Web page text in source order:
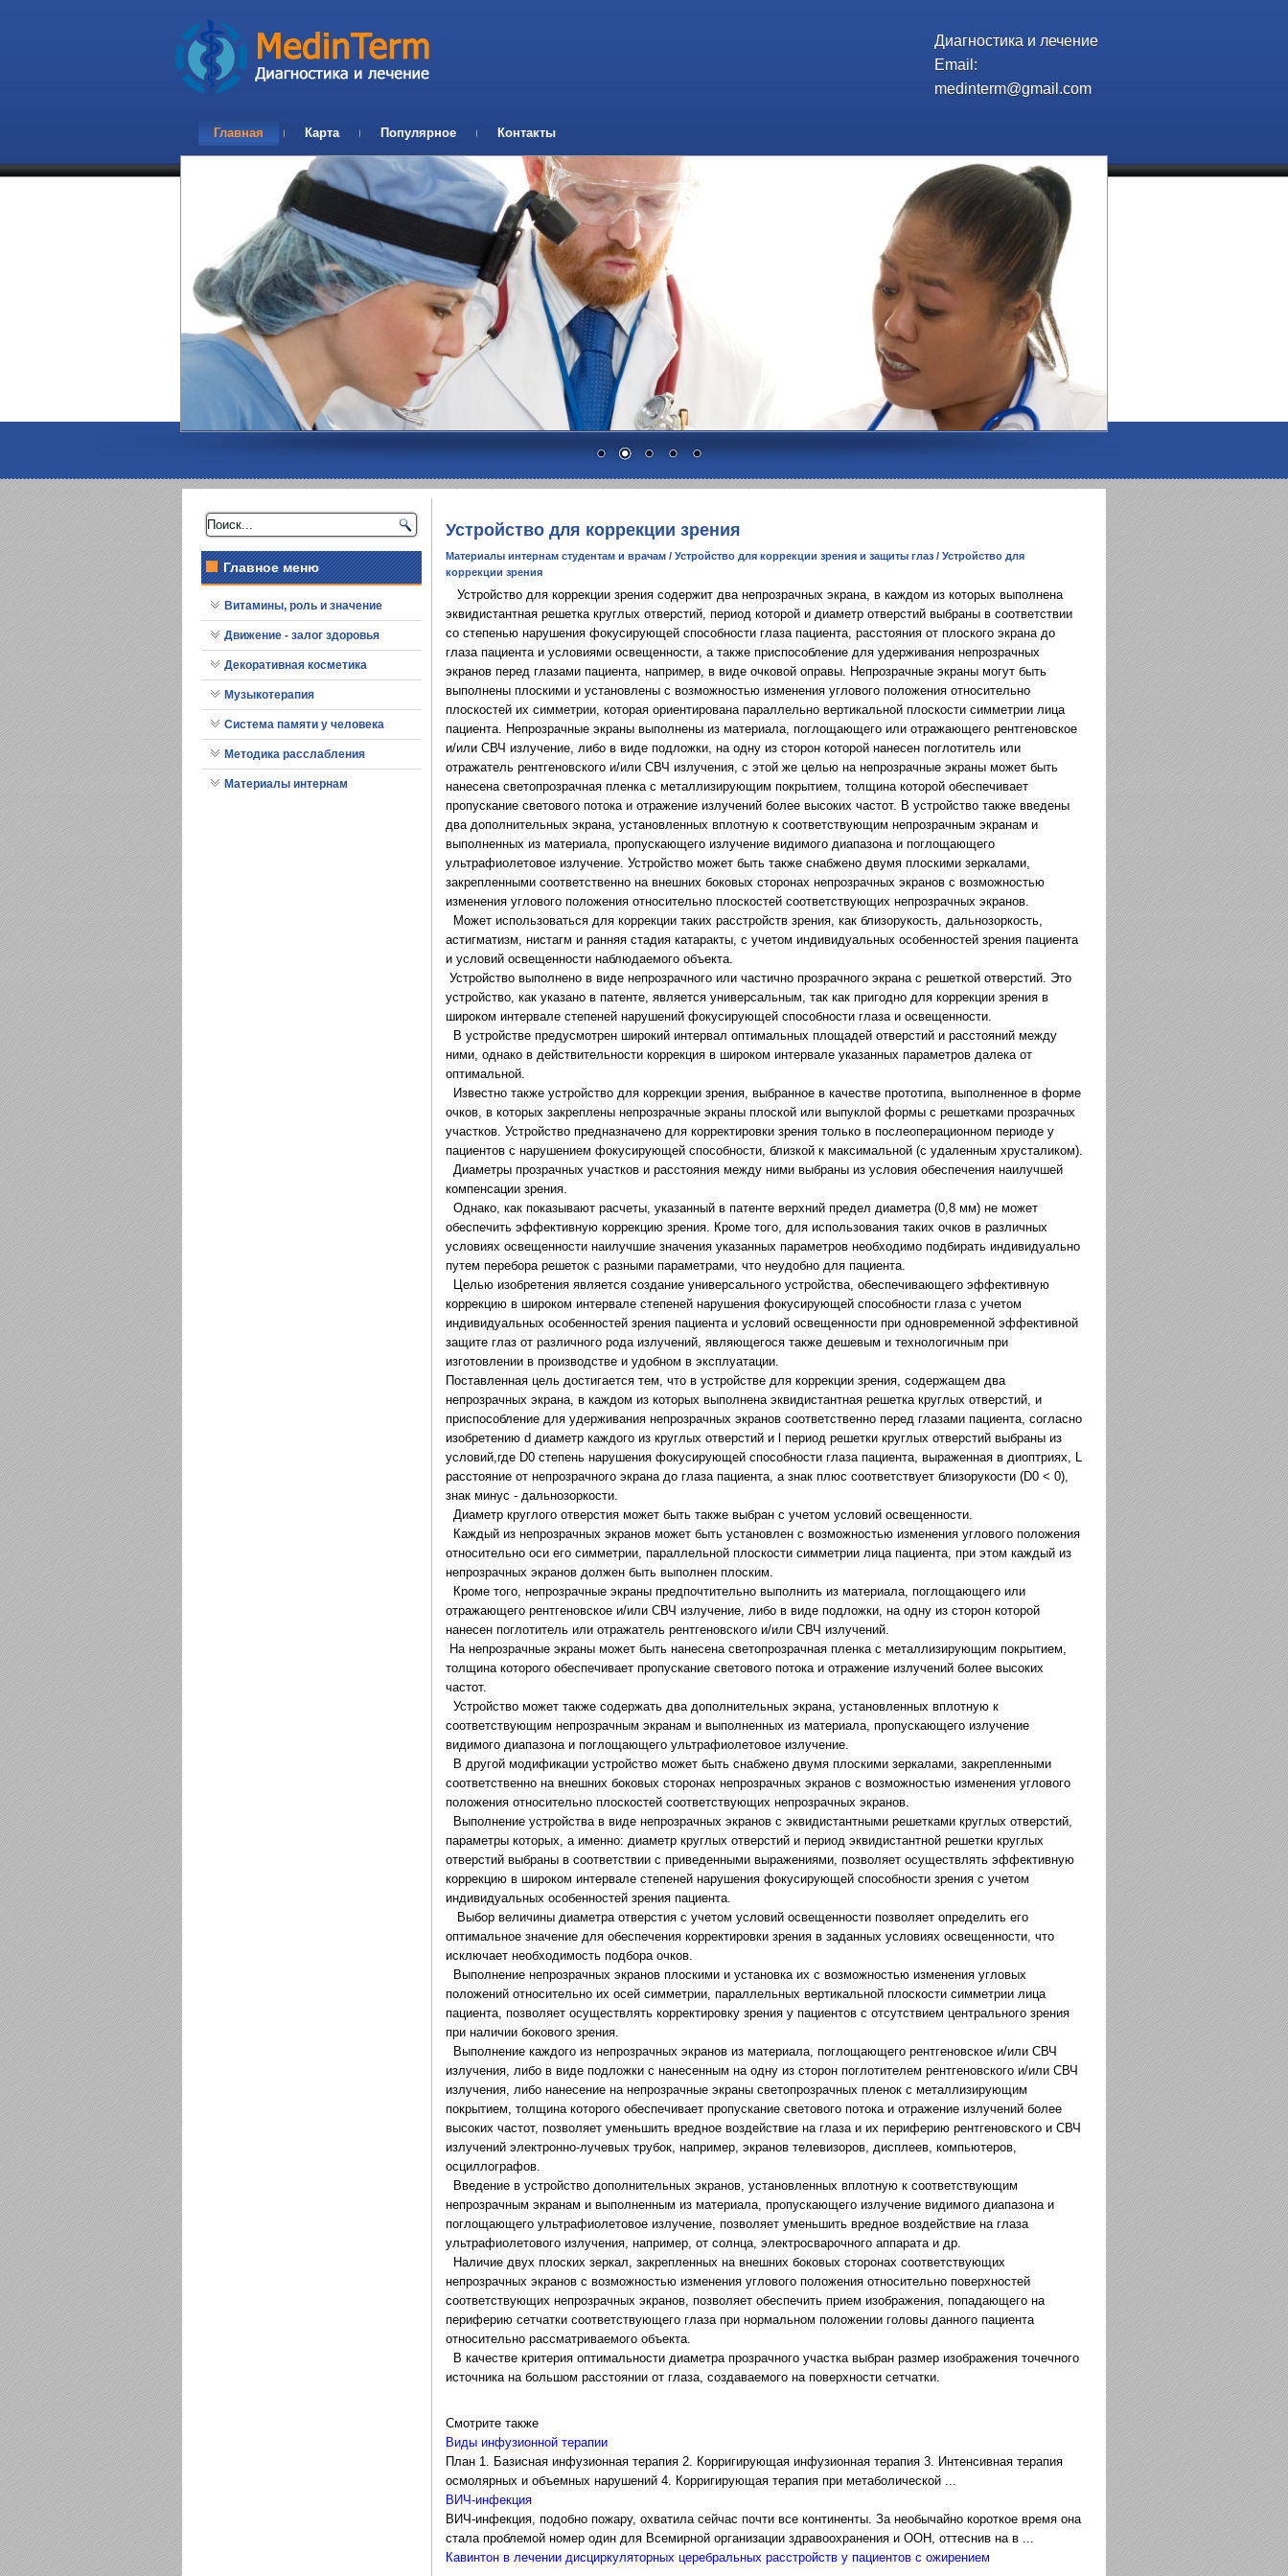
Диагностика и лечение
Email:
medinterm@gmail.com
Главная Карта Популярное Контакты
Главное меню
Витамины, роль и значение
Движение - залог здоровья
Декоративная косметика
Музыкотерапия
Система памяти у человека
Методика расслабления
Материалы интернам
Устройство для коррекции зрения
Материалы интернам студентам и врачам / Устройство для коррекции зрения и защиты глаз / Устройство для
коррекции зрения
Устройство для коррекции зрения содержит два непрозрачных экрана, в каждом из которых выполнена
эквидистантная решетка круглых отверстий, период которой и диаметр отверстий выбраны в соответствии
со степенью нарушения фокусирующей способности глаза пациента, расстояния от плоского экрана до
глаза пациента и условиями освещенности, а также приспособление для удерживания непрозрачных
экранов перед глазами пациента, например, в виде очковой оправы. Непрозрачные экраны могут быть
выполнены плоскими и установлены с возможностью изменения углового положения относительно
плоскостей их симметрии, которая ориентирована параллельно вертикальной плоскости симметрии лица
пациента. Непрозрачные экраны выполнены из материала, поглощающего или отражающего рентгеновское
и/или СВЧ излучение, либо в виде подложки, на одну из сторон которой нанесен поглотитель или
отражатель рентгеновского и/или СВЧ излучения, с этой же целью на непрозрачные экраны может быть
нанесена светопрозрачная пленка с металлизирующим покрытием, толщина которой обеспечивает
пропускание светового потока и отражение излучений более высоких частот. В устройство также введены
два дополнительных экрана, установленных вплотную к соответствующим непрозрачным экранам и
выполненных из материала, пропускающего излучение видимого диапазона и поглощающего
ультрафиолетовое излучение. Устройство может быть также снабжено двумя плоскими зеркалами,
закрепленными соответственно на внешних боковых сторонах непрозрачных экранов с возможностью
изменения углового положения относительно плоскостей соответствующих непрозрачных экранов.
Может использоваться для коррекции таких расстройств зрения, как близорукость, дальнозоркость,
астигматизм, нистагм и ранняя стадия катаракты, с учетом индивидуальных особенностей зрения пациента
и условий освещенности наблюдаемого объекта.
Устройство выполнено в виде непрозрачного или частично прозрачного экрана с решеткой отверстий. Это
устройство, как указано в патенте, является универсальным, так как пригодно для коррекции зрения в
широком интервале степеней нарушений фокусирующей способности глаза и освещенности.
В устройстве предусмотрен широкий интервал оптимальных площадей отверстий и расстояний между
ними, однако в действительности коррекция в широком интервале указанных параметров далека от
оптимальной.
Известно также устройство для коррекции зрения, выбранное в качестве прототипа, выполненное в форме
очков, в которых закреплены непрозрачные экраны плоской или выпуклой формы с решетками прозрачных
участков. Устройство предназначено для корректировки зрения только в послеоперационном периоде у
пациентов с нарушением фокусирующей способности, близкой к максимальной (с удаленным хрусталиком).
Диаметры прозрачных участков и расстояния между ними выбраны из условия обеспечения наилучшей
компенсации зрения.
Однако, как показывают расчеты, указанный в патенте верхний предел диаметра (0,8 мм) не может
обеспечить эффективную коррекцию зрения. Кроме того, для использования таких очков в различных
условиях освещенности наилучшие значения указанных параметров необходимо подбирать индивидуально
путем перебора решеток с разными параметрами, что неудобно для пациента.
Целью изобретения является создание универсального устройства, обеспечивающего эффективную
коррекцию в широком интервале степеней нарушения фокусирующей способности глаза с учетом
индивидуальных особенностей зрения пациента и условий освещенности при одновременной эффективной
защите глаз от различного рода излучений, являющегося также дешевым и технологичным при
изготовлении в производстве и удобном в эксплуатации.
Поставленная цель достигается тем, что в устройстве для коррекции зрения, содержащем два
непрозрачных экрана, в каждом из которых выполнена эквидистантная решетка круглых отверстий, и
приспособление для удерживания непрозрачных экранов соответственно перед глазами пациента, согласно
изобретению d диаметр каждого из круглых отверстий и l период решетки круглых отверстий выбраны из
условий,где D0 степень нарушения фокусирующей способности глаза пациента, выраженная в диоптриях, L
расстояние от непрозрачного экрана до глаза пациента, а знак плюс соответствует близорукости (D0 < 0),
знак минус - дальнозоркости.
Диаметр круглого отверстия может быть также выбран с учетом условий освещенности.
Каждый из непрозрачных экранов может быть установлен с возможностью изменения углового положения
относительно оси его симметрии, параллельной плоскости симметрии лица пациента, при этом каждый из
непрозрачных экранов должен быть выполнен плоским.
Кроме того, непрозрачные экраны предпочтительно выполнить из материала, поглощающего или
отражающего рентгеновское и/или СВЧ излучение, либо в виде подложки, на одну из сторон которой
нанесен поглотитель или отражатель рентгеновского и/или СВЧ излучений.
На непрозрачные экраны может быть нанесена светопрозрачная пленка с металлизирующим покрытием,
толщина которого обеспечивает пропускание светового потока и отражение излучений более высоких
частот.
Устройство может также содержать два дополнительных экрана, установленных вплотную к
соответствующим непрозрачным экранам и выполненных из материала, пропускающего излучение
видимого диапазона и поглощающего ультрафиолетовое излучение.
В другой модификации устройство может быть снабжено двумя плоскими зеркалами, закрепленными
соответственно на внешних боковых сторонах непрозрачных экранов с возможностью изменения углового
положения относительно плоскостей соответствующих непрозрачных экранов.
Выполнение устройства в виде непрозрачных экранов с эквидистантными решетками круглых отверстий,
параметры которых, а именно: диаметр круглых отверстий и период эквидистантной решетки круглых
отверстий выбраны в соответствии с приведенными выражениями, позволяет осуществлять эффективную
коррекцию в широком интервале степеней нарушения фокусирующей способности зрения с учетом
индивидуальных особенностей зрения пациента.
Выбор величины диаметра отверстия с учетом условий освещенности позволяет определить его
оптимальное значение для обеспечения корректировки зрения в заданных условиях освещенности, что
исключает необходимость подбора очков.
Выполнение непрозрачных экранов плоскими и установка их с возможностью изменения угловых
положений относительно их осей симметрии, параллельных вертикальной плоскости симметрии лица
пациента, позволяет осуществлять корректировку зрения у пациентов с отсутствием центрального зрения
при наличии бокового зрения.
Выполнение каждого из непрозрачных экранов из материала, поглощающего рентгеновское и/или СВЧ
излучения, либо в виде подложки с нанесенным на одну из сторон поглотителем рентгеновского и/или СВЧ
излучения, либо нанесение на непрозрачные экраны светопрозрачных пленок с металлизирующим
покрытием, толщина которого обеспечивает пропускание светового потока и отражение излучений более
высоких частот, позволяет уменьшить вредное воздействие на глаза и их периферию рентгеновского и СВЧ
излучений электронно-лучевых трубок, например, экранов телевизоров, дисплеев, компьютеров,
осциллографов.
Введение в устройство дополнительных экранов, установленных вплотную к соответствующим
непрозрачным экранам и выполненным из материала, пропускающего излучение видимого диапазона и
поглощающего ультрафиолетовое излучение, позволяет уменьшить вредное воздействие на глаза
ультрафиолетового излучения, например, от солнца, электросварочного аппарата и др.
Наличие двух плоских зеркал, закрепленных на внешних боковых сторонах соответствующих
непрозрачных экранов с возможностью изменения углового положения относительно поверхностей
соответствующих непрозрачных экранов, позволяет обеспечить прием изображения, попадающего на
периферию сетчатки соответствующего глаза при нормальном положении головы данного пациента
относительно рассматриваемого объекта.
В качестве критерия оптимальности диаметра прозрачного участка выбран размер изображения точечного
источника на большом расстоянии от глаза, создаваемого на поверхности сетчатки.
Смотрите также
Виды инфузионной терапии
План 1. Базисная инфузионная терапия 2. Корригирующая инфузионная терапия 3. Интенсивная терапия
осмолярных и объемных нарушений 4. Корригирующая терапия при метаболической ...
ВИЧ-инфекция
ВИЧ-инфекция, подобно пожару, охватила сейчас почти все континенты. За необычайно короткое время она
стала проблемой номер один для Всемирной организации здравоохранения и ООН, оттеснив на в ...
Кавинтон в лечении дисциркуляторных церебральных расстройств у пациентов с ожирением